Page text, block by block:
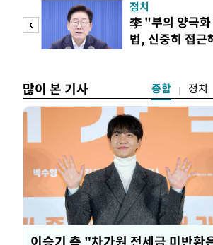
정치
李 "부의 양극화
법, 신중히 접근
많이 본 기사 종합 정치
이승기 측 "차가원 전세금 미반환